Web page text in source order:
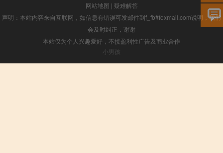
网站地图 | 疑难解答
声明：本站内容来自互联网，如信息有错误可发邮件到f_fb#foxmail.com说明，我们
会及时纠正，谢谢
本站仅为个人兴趣爱好，不接盈利性广告及商业合作
小男孩